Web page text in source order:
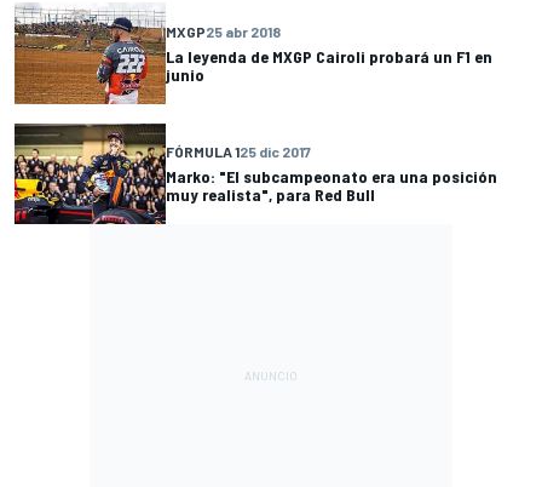
MXGP25 abr 2018
La leyenda de MXGP Cairoli probará un F1 en
junio
FÓRMULA 125 dic 2017
Marko: "El subcampeonato era una posición
muy realista", para Red Bull